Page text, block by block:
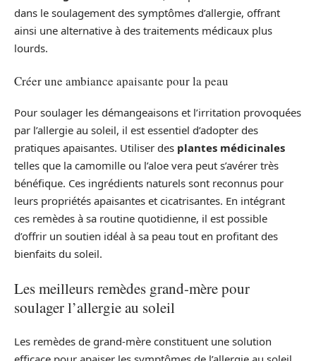
dans le soulagement des symptômes d’allergie, offrant
ainsi une alternative à des traitements médicaux plus
lourds.
Créer une ambiance apaisante pour la peau
Pour soulager les démangeaisons et l’irritation provoquées
par l’allergie au soleil, il est essentiel d’adopter des
pratiques apaisantes. Utiliser des plantes médicinales
telles que la camomille ou l’aloe vera peut s’avérer très
bénéfique. Ces ingrédients naturels sont reconnus pour
leurs propriétés apaisantes et cicatrisantes. En intégrant
ces remèdes à sa routine quotidienne, il est possible
d’offrir un soutien idéal à sa peau tout en profitant des
bienfaits du soleil.
Les meilleurs remèdes grand-mère pour
soulager l’allergie au soleil
Les remèdes de grand-mère constituent une solution